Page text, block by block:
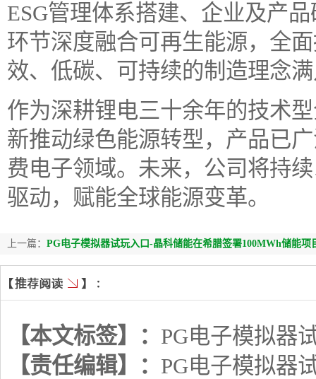
ESG管理体系搭建、企业及产
环节深度融合可再生能源，全
效、低碳、可持续的制造理念
作为深耕锂电三十余年的技术
新推动绿色能源转型，产品已
费电子领域。未来，公司将持
驱动，赋能全球能源变革。
上一篇： PG电子模拟器试玩入口-晶科储能在希腊签署100MWh储能项
【本文标签】： PG电子模拟器
【责任编辑】： PG电子模拟器